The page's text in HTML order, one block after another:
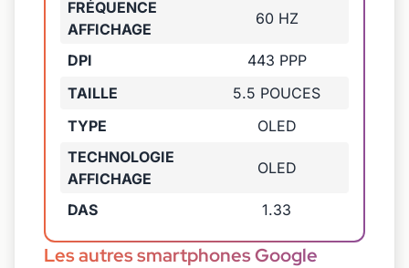
FRÉQUENCE
AFFICHAGE
60 HZ
DPI
443 PPP
TAILLE
5.5 POUCES
TYPE
OLED
TECHNOLOGIE
AFFICHAGE
OLED
DAS 1.33
Les autres smartphones Google